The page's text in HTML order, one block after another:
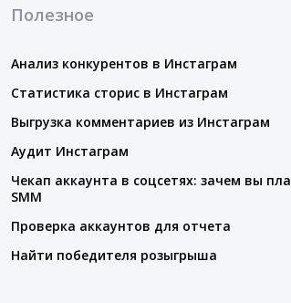
Полезное
Анализ конкурентов в Инстаграм
Статистика сторис в Инстаграм
Выгрузка комментариев из Инстаграм
Аудит Инстаграм
Чекап аккаунта в соцсетях: зачем вы
SMM
Проверка аккаунтов для отчета
Найти победителя розыгрыша